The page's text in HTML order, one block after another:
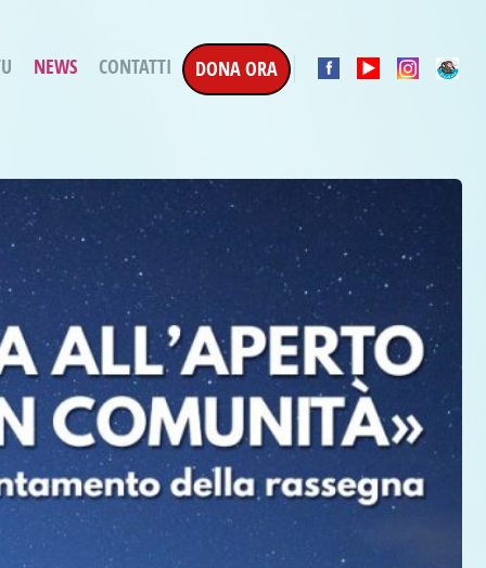
la Terapia
in corso
conclusi
NEWS CONTATTI DONA ORA